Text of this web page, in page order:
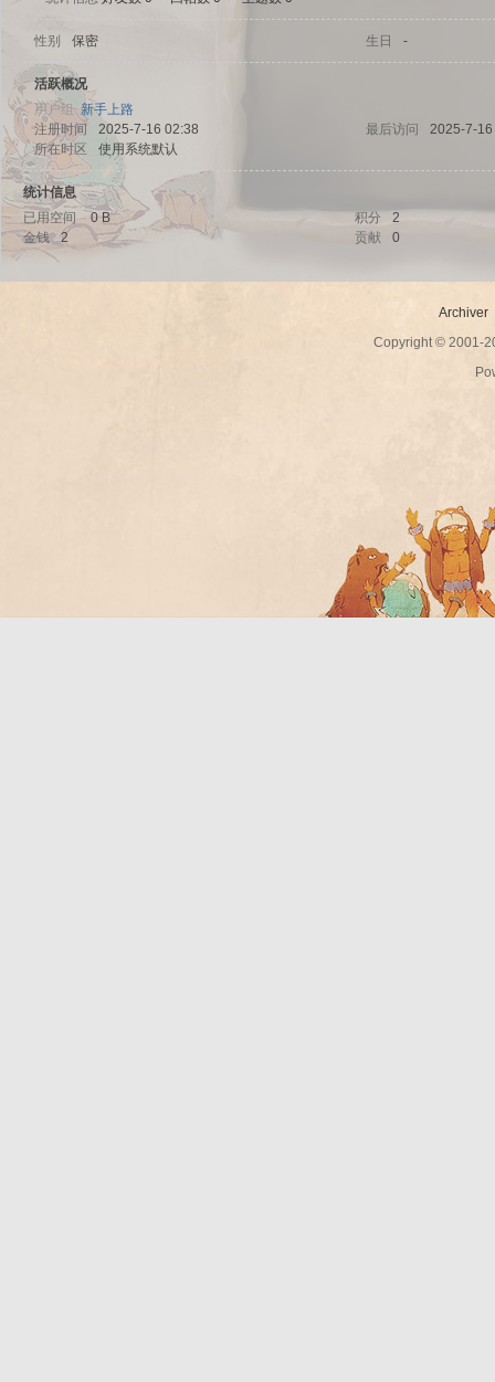
uz!
性别 保密 生日 -
活跃概况
用户组 新手上路
注册时间
2025-7-16 02:38 最后访问
2025-7-
所在时区
使用系统默认
统计信息
已用空间
0 B 积分
2
金钱
2 贡献 0
Archiver
Copyright © 2001-